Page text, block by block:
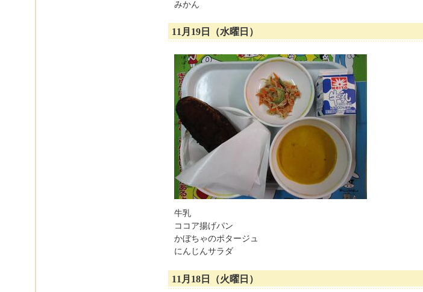
みかん
11月19日（水曜日）
牛乳
ココア揚げパン
かぼちゃのポタージュ
にんじんサラダ
11月18日（火曜日）